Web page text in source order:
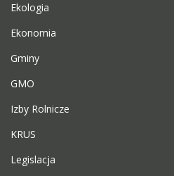
Ekologia
Ekonomia
Gminy
GMO
Izby Rolnicze
KRUS
Legislacja